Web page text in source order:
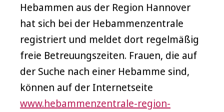
Hebammen aus der Region Hannover
hat sich bei der Hebammenzentrale
registriert und meldet dort regelmäßig
freie Betreuungszeiten. Frauen, die auf
der Suche nach einer Hebamme sind,
können auf der Internetseite
www.hebammenzentrale-region-